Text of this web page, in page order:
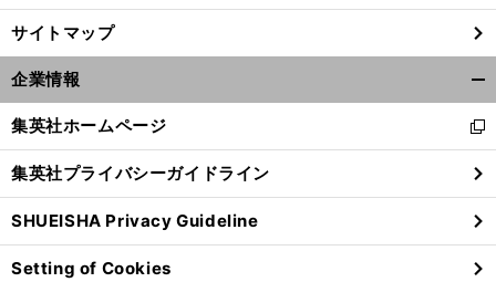
。
大
？
前
サイトマップ
企業情報
閉
る
集英社ホームページ
新
し
い
ウ
ィ
ン
ド
集英社プライバシーガイドライン
SHUEISHA Privacy Guideline
Setting of Cookies